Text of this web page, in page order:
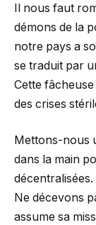
Il nous faut
démons de la
notre pays a
se traduit par
Cette
des crises
Mettons-nous
dans la main
décentralisées.
Ne décevons
assume sa